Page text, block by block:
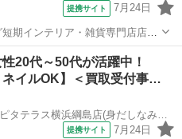
提携サイト 7月24日
期インテリア・雑貨専門店店舗
より作業を割り当てます。 ★10
その他
20代～50代が活躍中！
イルOK】＜買取受付事…
ジュエルカフェ アピタテラス横浜綱島店(身だしなみ自由2)
提携サイト 7月24日